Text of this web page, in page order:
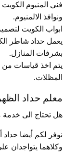
فني المنيوم
ونوافذ الالمنيوم.
ابواب الكويت
يعمل حداد شاطر
بشرفات المنازل.
يتم اخذ قياسات من
المظلات.
معلم حداد الظهر
هل تحتاج الى خدمة
نوفر لكم أيضا
وكلاهما يتواجدان